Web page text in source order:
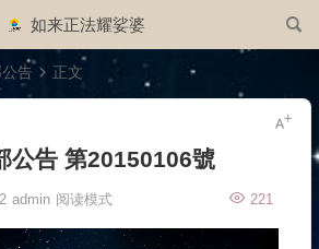
如来正法耀娑婆
告 正文
公告 第20150106號
admin 221
阅读模式